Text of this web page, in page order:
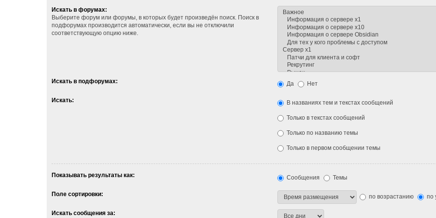
Искать в форумах:
Выберите форум или форумы, в которых будет произведён поиск. Поиск в
подфорумах производится автоматически, если вы не отключили
соответствующую опцию ниже.
Искать в подфорумах: Да Нет
Искать: В названиях тем и текстах сообщений
Только в текстах сообщений
Только по названию темы
Только в первом сообщении темы
Показывать результаты как: Сообщения Темы
Поле сортировки: по возрастанию по
Искать сообщения за: